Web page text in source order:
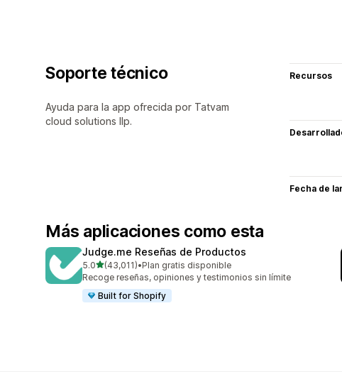
Soporte técnico
Ayuda para la app ofrecida por Tatvam
cloud solutions llp.
Recursos
Fecha de
Más aplicaciones como esta
Judge.me Reseñas de Productos
5.0de 5 estrellas
(43,011)
43011 reseñas en total
•Plan gratis disponible
Recoge reseñas, opiniones y testimonios sin límite
Built for Shopify